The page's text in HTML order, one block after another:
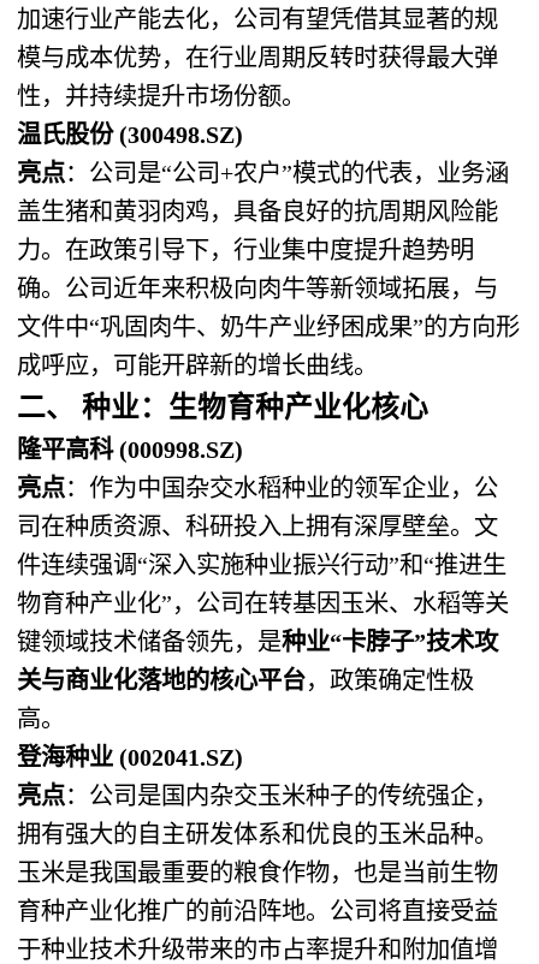
加速行业产能去化，公司有望凭借其显著的规
模与成本优势，在行业周期反转时获得最大弹
性，并持续提升市场份额。
温氏股份 (300498.SZ)
亮点：公司是“公司+农户”模式的代表，业务涵
盖生猪和黄羽肉鸡，具备良好的抗周期风险能
力。在政策引导下，行业集中度提升趋势明
确。公司近年来积极向肉牛等新领域拓展，与
文件中“巩固肉牛、奶牛产业纾困成果”的方向形
成呼应，可能开辟新的增长曲线。
二、 种业：生物育种产业化核心
隆平高科 (000998.SZ)
亮点：作为中国杂交水稻种业的领军企业，公
司在种质资源、科研投入上拥有深厚壁垒。文
件连续强调“深入实施种业振兴行动”和“推进生
物育种产业化”，公司在转基因玉米、水稻等关
键领域技术储备领先，是种业“卡脖子”技术攻
关与商业化落地的核心平台，政策确定性极
高。
登海种业 (002041.SZ)
亮点：公司是国内杂交玉米种子的传统强企，
拥有强大的自主研发体系和优良的玉米品种。
玉米是我国最重要的粮食作物，也是当前生物
育种产业化推广的前沿阵地。公司将直接受益
于种业技术升级带来的市占率提升和附加值增